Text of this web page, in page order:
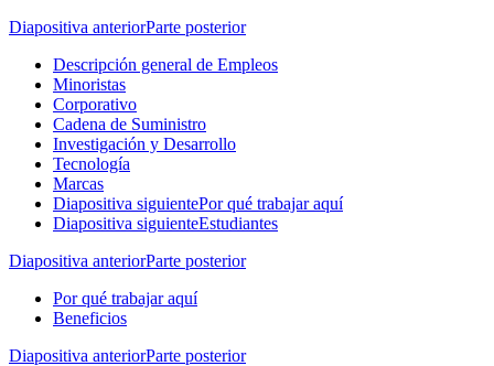
Diapositiva anteriorParte posterior
Descripción general de Empleos
Minoristas
Corporativo
Cadena de Suministro
Investigación y Desarrollo
Tecnología
Marcas
Diapositiva siguientePor qué trabajar aquí
Diapositiva siguienteEstudiantes
Diapositiva anteriorParte posterior
Por qué trabajar aquí
Beneficios
Diapositiva anteriorParte posterior